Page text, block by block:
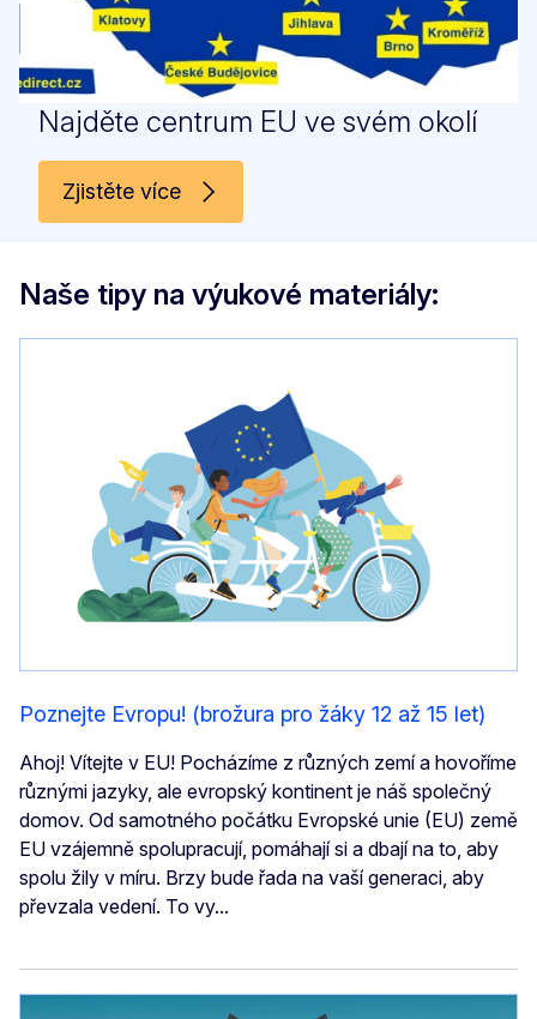
Najděte centrum EU ve svém okolí
Zjistěte více
Naše tipy na výukové materiály:
Poznejte Evropu! (brožura pro žáky 12 až 15 let)
Ahoj! Vítejte v EU! Pocházíme z různých zemí a hovoříme
různými jazyky, ale evropský kontinent je náš společný
domov. Od samotného počátku Evropské unie (EU) země
EU vzájemně spolupracují, pomáhají si a dbají na to, aby
spolu žily v míru. Brzy bude řada na vaší generaci, aby
převzala vedení. To vy...